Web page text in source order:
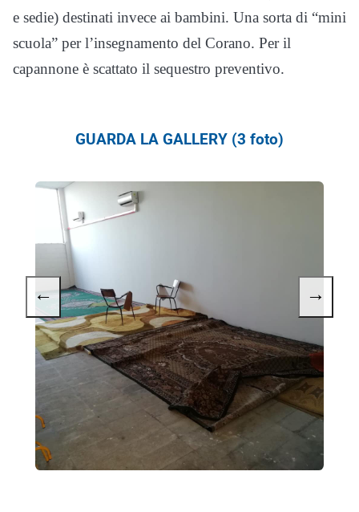
e sedie) destinati invece ai bambini. Una sorta di “mini
scuola” per l’insegnamento del Corano. Per il
capannone è scattato il sequestro preventivo.
GUARDA LA GALLERY (3 foto)
← →